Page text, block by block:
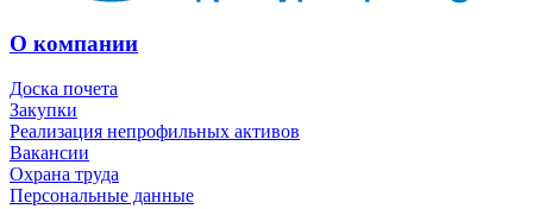
О компании
Доска почета
Закупки
Реализация непрофильных активов
Вакансии
Охрана труда
Персональные данные